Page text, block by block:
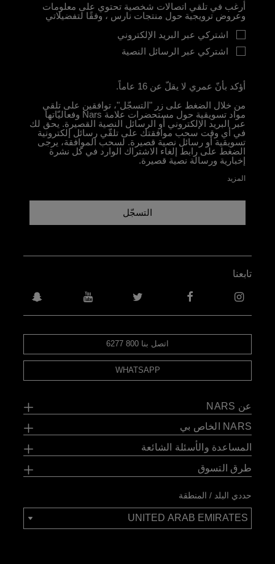
أرغب في تلقي اتصالات شخصية تحتوي على معلومات
وعروض ترويجية حول منتجات نارس ، وفقًا لتفضيلاتي
اشتركي عبر البريد الإلكتروني
اشتركي عبر الرسائل النصية
أؤكد بأنّ عمري لا يقلّ عن 16 عاماً.
من خلال الضغط على زر "التسجّل"، توافقين على تلقي
مواد تسويقية حول مستحضرات علامة Nars وفعاليّاتها
عبر البريد الإلكتروني أو الرسائل النصية القصيرة. يحق لك
في أي وقت سحب موافقتك على تلقّي رسائل إلكترونية
تسويقية أو رسائل نصية قصيرة. لسحب الموافقة، يرجى
الضغط على رابط إلغاء الاشتراك الوارد في كل نشرة
إخبارية ورسالة نصية قصيرة.
المزيد
التسجّل
اتصل بنا 800 6277
WHATSAPP
عن NARS
NARS الخاص بي
المساعدة والأسئلة الشائعة
طرق التسوق
تابعنا
حددي البلد / المنطقة